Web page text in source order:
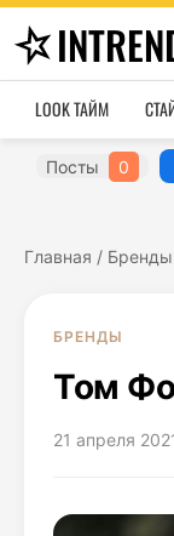
LOOK ТАЙМ
Посты 0
Главная / Бренды
БРЕНДЫ
Том
21 апреля